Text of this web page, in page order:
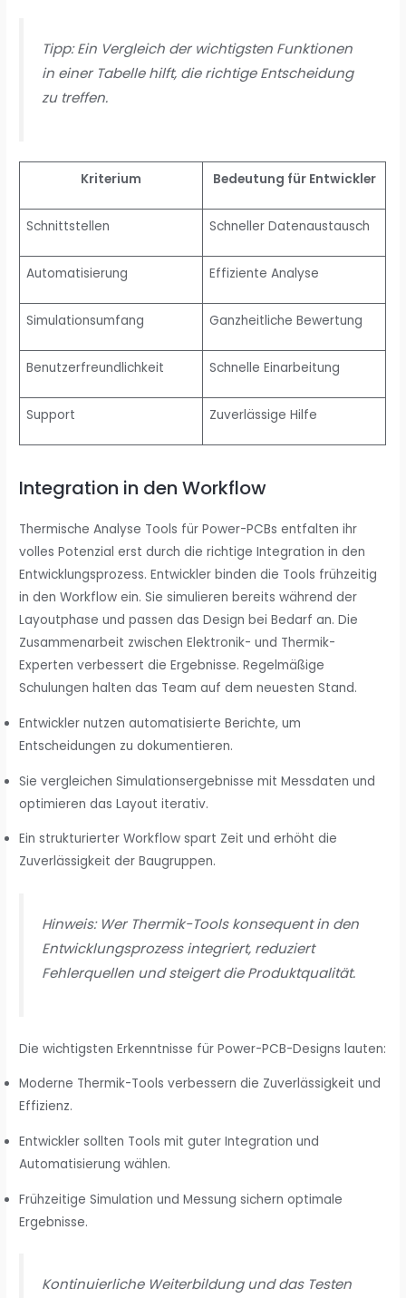
Tipp: Ein Vergleich der wichtigsten Funktionen
in einer Tabelle hilft, die richtige Entscheidung
zu treffen.
Kriterium Bedeutung für Entwickler
Schnittstellen Schneller Datenaustausch
Automatisierung Effiziente Analyse
Simulationsumfang Ganzheitliche Bewertung
Benutzerfreundlichkeit Schnelle Einarbeitung
Support Zuverlässige Hilfe
Integration in den Workflow
Thermische Analyse Tools für Power-PCBs entfalten ihr
volles Potenzial erst durch die richtige Integration in den
Entwicklungsprozess. Entwickler binden die Tools frühzeitig
in den Workflow ein. Sie simulieren bereits während der
Layoutphase und passen das Design bei Bedarf an. Die
Zusammenarbeit zwischen Elektronik- und Thermik-
Experten verbessert die Ergebnisse. Regelmäßige
Schulungen halten das Team auf dem neuesten Stand.
Entwickler nutzen automatisierte Berichte, um
Entscheidungen zu dokumentieren.
Sie vergleichen Simulationsergebnisse mit Messdaten und
optimieren das Layout iterativ.
Ein strukturierter Workflow spart Zeit und erhöht die
Zuverlässigkeit der Baugruppen.
Hinweis: Wer Thermik-Tools konsequent in den
Entwicklungsprozess integriert, reduziert
Fehlerquellen und steigert die Produktqualität.
Die wichtigsten Erkenntnisse für Power-PCB-Designs lauten:
Moderne Thermik-Tools verbessern die Zuverlässigkeit und
Effizienz.
Entwickler sollten Tools mit guter Integration und
Automatisierung wählen.
Frühzeitige Simulation und Messung sichern optimale
Ergebnisse.
Kontinuierliche Weiterbildung und das Testen